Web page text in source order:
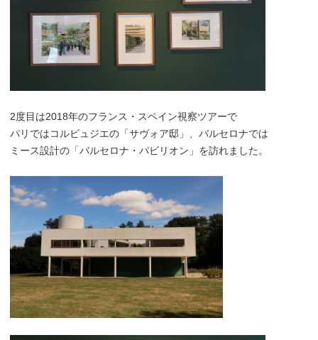
2度目は2018年のフランス・スペイン視察ツアーで
パリではコルビュジエの「サヴォア邸」、バルセロナでは
ミース設計の「バルセロナ・パビリオン」を訪れました。